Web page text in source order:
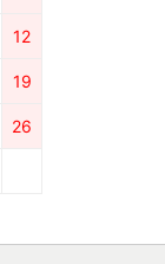
12
19
26